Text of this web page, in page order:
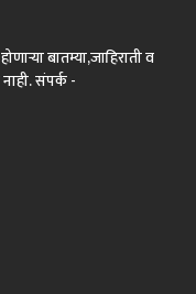
बातम्या,जाहिराती व
संपर्क -